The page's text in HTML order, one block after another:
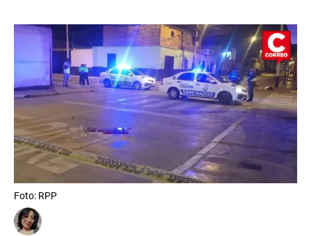
Foto: RPP